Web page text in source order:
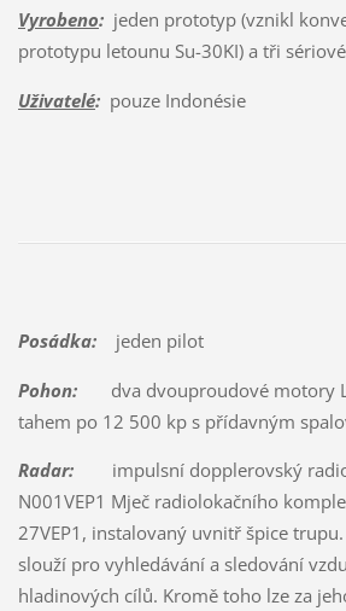
Vyrobeno:jeden prototyp (vznikl
prototypu letounu Su-30KI) a tři
Uživatelé:pouze Indonésie
Posádka:jeden pilot
Pohon:dva dvouproudové motory
tahem po 12 500 kp s přídavným
Radar:impulsní dopplerovský
N001VEP1 Mječ radiolokačního
27VEP1, instalovaný uvnitř špice
slouží pro vyhledávání a sledování
hladinových cílů. Kromě toho lze za